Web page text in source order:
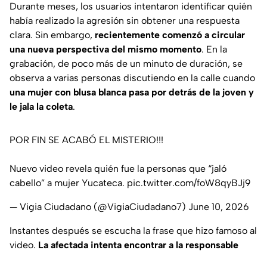
Durante meses, los usuarios intentaron identificar quién
había realizado la agresión sin obtener una respuesta
clara. Sin embargo, recientemente comenzó a circular
una nueva perspectiva del mismo momento. En la
grabación, de poco más de un minuto de duración, se
observa a varias personas discutiendo en la calle cuando
una mujer con blusa blanca pasa por detrás de la joven y
le jala la coleta.
POR FIN SE ACABÓ EL MISTERIO!!!
Nuevo video revela quién fue la personas que “jaló
cabello” a mujer Yucateca. pic.twitter.com/foW8qyBJj9
— Vigia Ciudadano (@VigiaCiudadano7) June 10, 2026
Instantes después se escucha la frase que hizo famoso al
video. La afectada intenta encontrar a la responsable